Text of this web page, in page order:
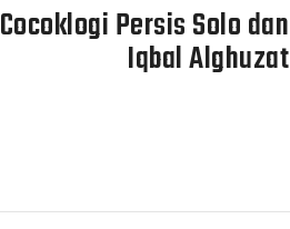
Cocoklogi Persis Solo dan
Iqbal Alghuzat